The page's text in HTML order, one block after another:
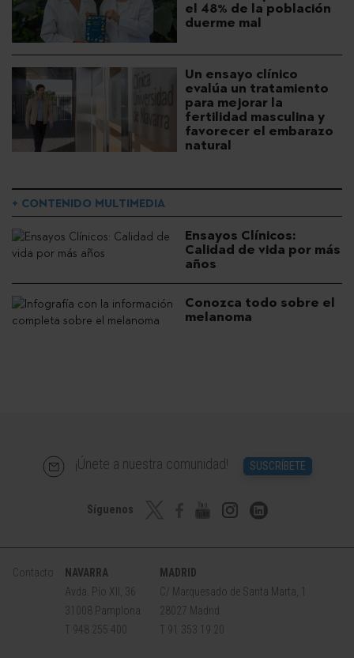
el 48% de la población
duerme mal
Un ensayo clínico
evalúa un tratamiento
para mejorar la
fertilidad masculina y
favorecer el embarazo
natural
+ CONTENIDO MULTIMEDIA
Ensayos Clínicos:
Calidad de vida por más
años
Conozca todo sobre el
melanoma
¡Únete a nuestra comunidad! SUSCRÍBETE
Síguenos
Contacto
NAVARRA
Avda. Pío XII, 36
31008 Pamplona
T 948 255 400
MADRID
C/ Marquesado de Santa Marta, 1
28027 Madrid
T 91 353 19 20